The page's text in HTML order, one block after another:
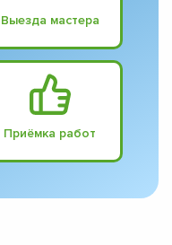
Выезда мастера
Приёмка работ